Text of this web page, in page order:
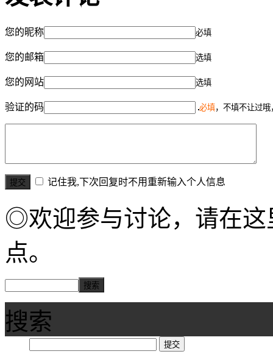
您的昵称 必填
您的邮箱 选填
您的网站 选填
验证的码 必填，不填不让过
记住我,下次回复时不用重新输入个人信息
◎欢迎参与讨论，请在这
点。
搜索